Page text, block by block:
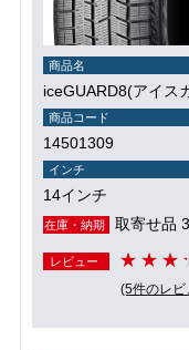
商品名
iceGUARD8(アイス
商品コード
14501309
インチ
14インチ
在庫・納期 取寄せ品
レビュー
(5件のレ